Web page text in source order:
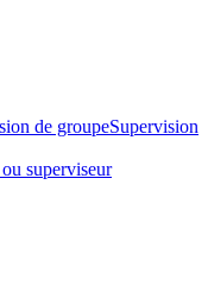
de groupeSupervision
superviseur